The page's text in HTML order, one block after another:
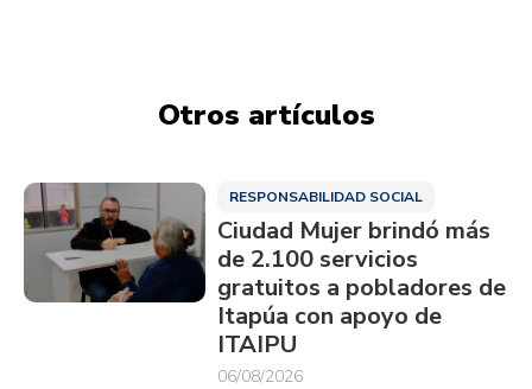
Otros artículos
RESPONSABILIDAD SOCIAL
Ciudad Mujer brindó más
de 2.100 servicios
gratuitos a pobladores de
Itapúa con apoyo de
ITAIPU
06/08/2026